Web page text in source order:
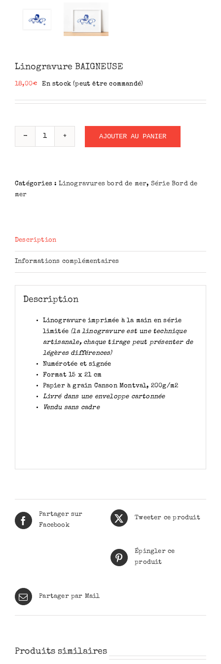
Linogravure BAIGNEUSE
18,00€ En stock (peut être commandé)
AJOUTER AU PANIER
Catégories : Linogravures bord de mer, Série Bord de
mer
Description
Informations complémentaires
Description
Linogravure imprimée à la main en série
limitée (la linogravure est une technique
artisanale, chaque tirage peut présenter de
légères différences)
Numérotée et signée
Format 15 x 21 cm
Papier à grain Canson Montval, 200g/m2
Livré dans une enveloppe cartonnée
Vendu sans cadre
Partager sur
Facebook
Tweeter ce produit
Épingler ce
produit
Partager par Mail
Produits similaires